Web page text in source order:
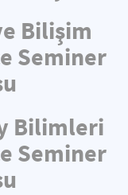
Bilişim
Seminer
Bilimleri
Seminer